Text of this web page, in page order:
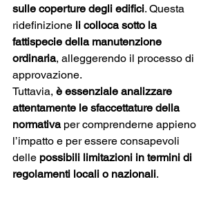
sulle coperture degli edifici. Questa
ridefinizione li colloca sotto la
fattispecie della manutenzione
ordinaria, alleggerendo il processo di
approvazione.
Tuttavia, è essenziale analizzare
attentamente le sfaccettature della
normativa per comprenderne appieno
l’impatto e per essere consapevoli
delle possibili limitazioni in termini di
regolamenti locali o nazionali.